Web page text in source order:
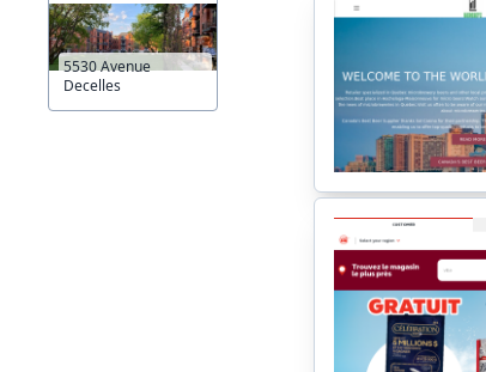
5530 Avenue
Decelles